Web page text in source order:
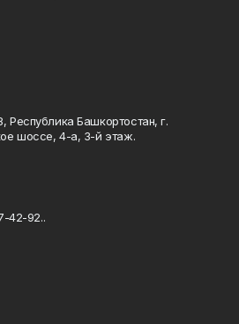
Республика Башкортостан, г.
шоссе, 4-а, 3-й этаж.
42-92..